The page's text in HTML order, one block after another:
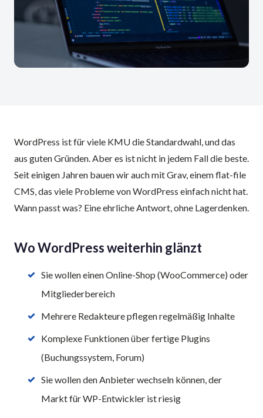
WordPress ist für viele KMU die Standard­wahl, und das
aus guten Gründen. Aber es ist nicht in jedem Fall die beste.
Seit einigen Jahren bauen wir auch mit Grav, einem flat-file
CMS, das viele Probleme von WordPress einfach nicht hat.
Wann passt was? Eine ehrliche Antwort, ohne Lager­denken.
Wo WordPress weiterhin glänzt
Sie wollen einen Online-Shop (WooCommerce) oder
Mitglieder­bereich
Mehrere Redakteure pflegen regelmäßig Inhalte
Komplexe Funktionen über fertige Plugins
(Buchungs­system, Forum)
Sie wollen den Anbieter wechseln können, der
Markt für WP-Entwickler ist riesig